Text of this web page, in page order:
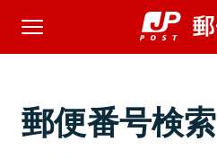
郵便番号検索